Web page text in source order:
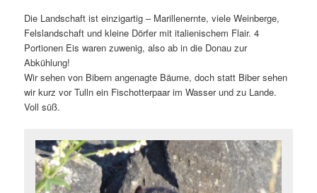
Die Landschaft ist einzigartig – Marillenernte, viele Weinberge,
Felslandschaft und kleine Dörfer mit italienischem Flair. 4
Portionen Eis waren zuwenig, also ab in die Donau zur
Abkühlung!
Wir sehen von Bibern angenagte Bäume, doch statt Biber sehen
wir kurz vor Tulln ein Fischotterpaar im Wasser und zu Lande.
Voll süß.